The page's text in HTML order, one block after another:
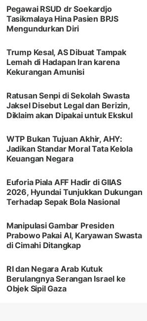
Pegawai RSUD dr Soekardjo
Tasikmalaya Hina Pasien BPJS
Mengundurkan Diri
Trump Kesal, AS Dibuat Tampak
Lemah di Hadapan Iran karena
Kekurangan Amunisi
Ratusan Senpi di Sekolah Swasta
Jaksel Disebut Legal dan Berizin,
Diklaim akan Dipakai untuk Ekskul
WTP Bukan Tujuan Akhir, AHY:
Jadikan Standar Moral Tata Kelola
Keuangan Negara
Euforia Piala AFF Hadir di GIIAS
2026, Hyundai Tunjukkan Dukungan
Terhadap Sepak Bola Nasional
Manipulasi Gambar Presiden
Prabowo Pakai AI, Karyawan Swasta
di Cimahi Ditangkap
RI dan Negara Arab Kutuk
Berulangnya Serangan Israel ke
Objek Sipil Gaza